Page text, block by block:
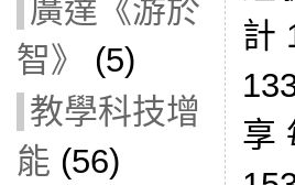
廣達《游於
智》
(5)
教學科技增
能 (56)
計
享